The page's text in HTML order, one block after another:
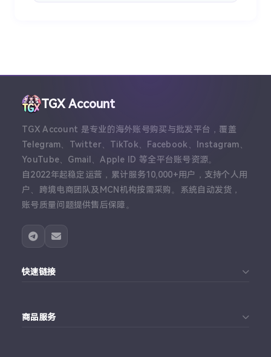
TGX Account
TGX Account 是专业的海外账号购买与批发平台，覆盖
Telegram、Twitter、TikTok、Facebook、Instagram、
YouTube、Gmail、Apple ID 等全平台账号资源。
自2022年起稳定运营，累计服务10,000+用户，支持个人用
户、跨境电商团队及MCN机构按需采购。系统自动发货，
账号质量问题提供售后保障。
快速链接
商品服务